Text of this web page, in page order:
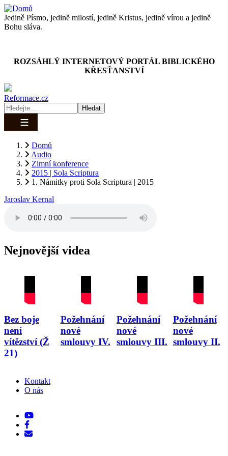
Přejít
k
hlavnímu
Jedině Písmo, jedině milostí, jedině Kristus, jedině vírou a jedině
Bohu sláva.
ROZSÁHLÝ INTERNETOVÝ PORTÁL BIBLICKÉHO
KŘESŤANSTVÍ
Reformace.cz
Hledat
Drobečková
navigace
Domů
Audio
Zimní konference
2015 | Sola Scriptura
1. Námitky proti Sola Scriptura | 2015
1. Námitky proti Sola Scriptura | 2015
Jaroslav Kernal
Nejnovější videa
Bez boje
není
vítězství (Ž
21)
Požehnání
nové
smlouvy IV.
Požehnání
nové
smlouvy III.
Požehnání
nové
smlouvy II.
Footer
Kontakt
O nás
Sociální